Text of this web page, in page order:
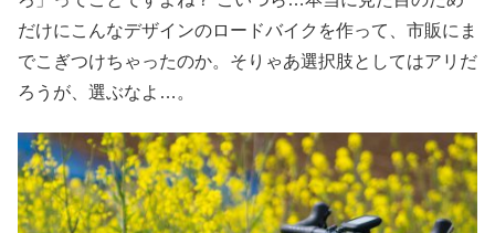
だけにこんなデザインのロードバイクを作って、市販にま
でこぎつけちゃったのか。そりゃあ選択肢としてはアリだ
ろうが、選ぶなよ…。